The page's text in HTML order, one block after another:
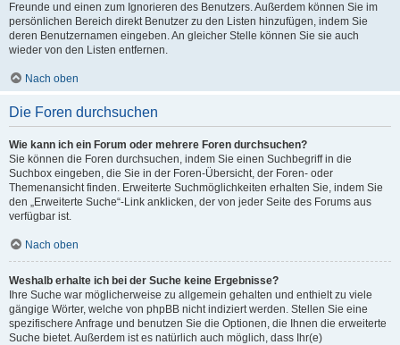
Freunde und einen zum Ignorieren des Benutzers. Außerdem können Sie im
persönlichen Bereich direkt Benutzer zu den Listen hinzufügen, indem Sie
deren Benutzernamen eingeben. An gleicher Stelle können Sie sie auch
wieder von den Listen entfernen.
Nach oben
Die Foren durchsuchen
Wie kann ich ein Forum oder mehrere Foren durchsuchen?
Sie können die Foren durchsuchen, indem Sie einen Suchbegriff in die
Suchbox eingeben, die Sie in der Foren-Übersicht, der Foren- oder
Themenansicht finden. Erweiterte Suchmöglichkeiten erhalten Sie, indem Sie
den „Erweiterte Suche“-Link anklicken, der von jeder Seite des Forums aus
verfügbar ist.
Nach oben
Weshalb erhalte ich bei der Suche keine Ergebnisse?
Ihre Suche war möglicherweise zu allgemein gehalten und enthielt zu viele
gängige Wörter, welche von phpBB nicht indiziert werden. Stellen Sie eine
spezifischere Anfrage und benutzen Sie die Optionen, die Ihnen die erweiterte
Suche bietet. Außerdem ist es natürlich auch möglich, dass Ihr(e)